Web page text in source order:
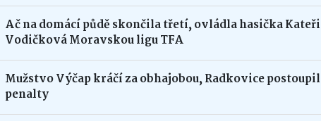
Ač na domácí půdě skončila třetí, ovládla hasička
Vodičková Moravskou ligu TFA
Mužstvo Výčap kráčí za obhajobou, Radkovice
penalty